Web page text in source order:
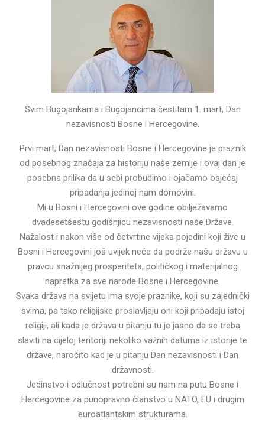
Svim Bugojankama i Bugojancima čestitam 1. mart, Dan
nezavisnosti Bosne i Hercegovine.
Prvi mart, Dan nezavisnosti Bosne i Hercegovine je praznik
od posebnog značaja za historiju naše zemlje i ovaj dan je
posebna prilika da u sebi probudimo i ojačamo osjećaj
pripadanja jedinoj nam domovini.
Mi u Bosni i Hercegovini ove godine obilježavamo
dvadesetšestu godišnjicu nezavisnosti naše Države.
Nažalost i nakon više od četvrtine vijeka pojedini koji žive u
Bosni i Hercegovini još uvijek neće da podrže našu državu u
pravcu snažnijeg prosperiteta, političkog i materijalnog
napretka za sve narode Bosne i Hercegovine.
Svaka država na svijetu ima svoje praznike, koji su zajednički
svima, pa tako religijske proslavljaju oni koji pripadaju istoj
religiji, ali kada je država u pitanju tu je jasno da se treba
slaviti na cijeloj teritoriji nekoliko važnih datuma iz istorije te
države, naročito kad je u pitanju Dan nezavisnosti i Dan
državnosti.
Jedinstvo i odlučnost potrebni su nam na putu Bosne i
Hercegovine za punopravno članstvo u NATO, EU i drugim
euroatlantskim strukturama.